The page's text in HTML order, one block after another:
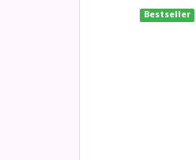
Bestseller